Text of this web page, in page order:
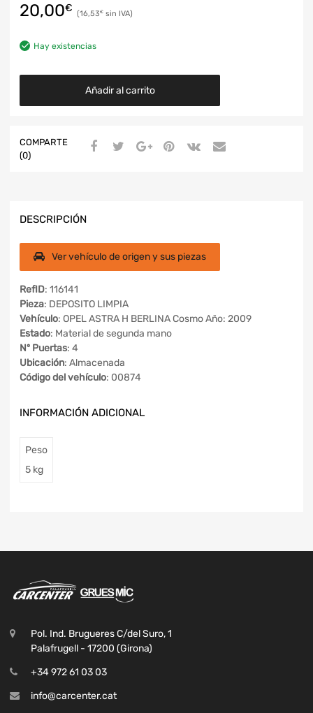
20,00€ 16,53€
Hay existencias
Añadir al carrito
COMPARTE
(0)
DESCRIPCIÓN
Ver vehículo de origen y sus piezas
RefID: 116141
Pieza: DEPOSITO LIMPIA
Vehículo: OPEL ASTRA H BERLINA Cosmo Año: 2009
Estado: Material de segunda mano
Nº Puertas: 4
Ubicación: Almacenada
Código del vehículo: 00874
INFORMACIÓN ADICIONAL
Peso
5 kg
Pol. Ind. Brugueres C/del Suro, 1
Palafrugell - 17200 (Girona)
+34 972 61 03 03
info@carcenter.cat